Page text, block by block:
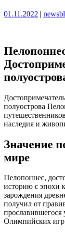
Опубликовано
01.11.2022 |
полуострова
наследия и
Значение
мире
Пелопоннес,
историю с эпохи
зарождения
получил от
Олимпийских